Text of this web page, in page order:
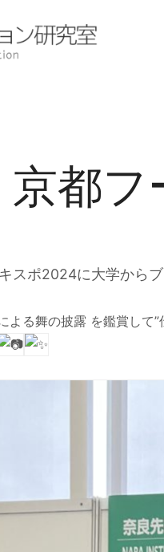
京都フ
スポ2024に大学から
よる舞の披露 を鑑賞して